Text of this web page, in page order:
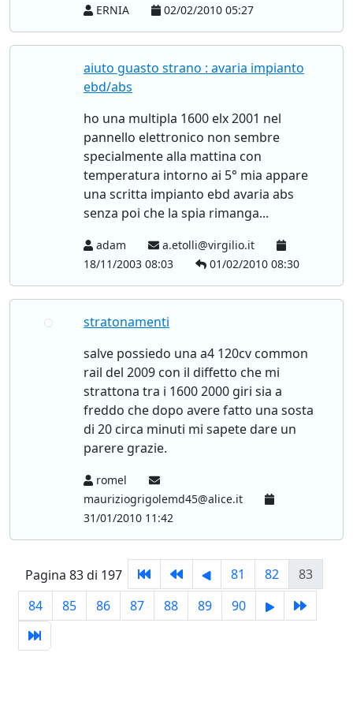
ERNIA 02/02/2010 05:27
aiuto guasto strano : avaria impianto
ebd/abs
ho una multipla 1600 elx 2001 nel
pannello elettronico non sembre
specialmente alla mattina con
temperatura intorno ai 5° mia appare
una scritta impianto ebd avaria abs
senza poi che la spia rimanga...
adam
a.etolli@virgilio.it
18/11/2003 08:03
01/02/2010 08:30
stratonamenti
salve possiedo una a4 120cv common
rail del 2009 con il diffetto che mi
strattona tra i 1600 2000 giri sia a
freddo che dopo avere fatto una sosta
di 20 circa minuti mi sapete dare un
parere grazie.
romel
mauriziogrigolemd45@alice.it
31/01/2010 11:42
Pagina 83 di 197 81 82
83
84
85 86 87 88 89 90